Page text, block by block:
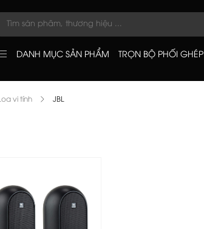
DANH MỤC SẢN PHẨM TRỌN BỘ PHỐI GHÉP
Loa vi tính JBL